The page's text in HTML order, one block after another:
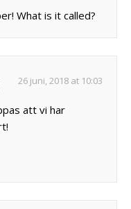
What is it called?
26 juni, 2018 at 10:03
att vi har